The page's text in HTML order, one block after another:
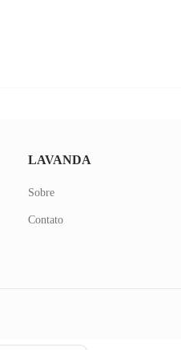
LAVANDA
Sobre
Contato